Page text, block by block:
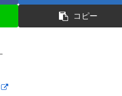
コピー